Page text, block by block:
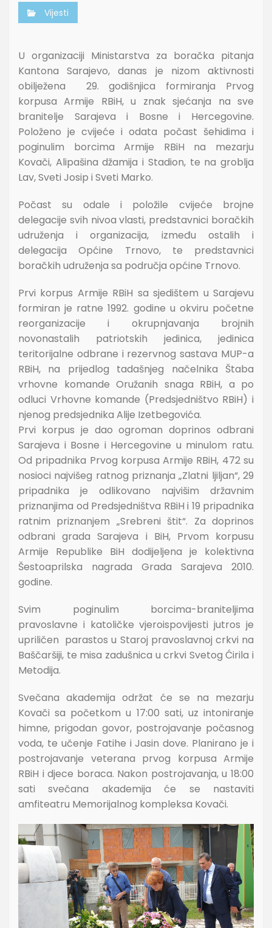
Vijesti
U organizaciji Ministarstva za boračka pitanja
Kantona Sarajevo, danas je nizom aktivnosti
obilježena 29. godišnjica formiranja Prvog
korpusa Armije RBiH, u znak sjećanja na sve
branitelje Sarajeva i Bosne i Hercegovine.
Položeno je cvijeće i odata počast šehidima i
poginulim borcima Armije RBiH na mezarju
Kovači, Alipašina džamija i Stadion, te na groblja
Lav, Sveti Josip i Sveti Marko.
Počast su odale i položile cvijeće brojne
delegacije svih nivoa vlasti, predstavnici boračkih
udruženja i organizacija, između ostalih i
delegacija Općine Trnovo, te predstavnici
boračkih udruženja sa područja općine Trnovo.
Prvi korpus Armije RBiH sa sjedištem u Sarajevu
formiran je ratne 1992. godine u okviru početne
reorganizacije i okrupnjavanja brojnih
novonastalih patriotskih jedinica, jedinica
teritorijalne odbrane i rezervnog sastava MUP-a
RBiH, na prijedlog tadašnjeg načelnika Štaba
vrhovne komande Oružanih snaga RBiH, a po
odluci Vrhovne komande (Predsjedništvo RBiH) i
njenog predsjednika Alije Izetbegovića.
Prvi korpus je dao ogroman doprinos odbrani
Sarajeva i Bosne i Hercegovine u minulom ratu.
Od pripadnika Prvog korpusa Armije RBiH, 472 su
nosioci najvišeg ratnog priznanja „Zlatni ljiljan“, 29
pripadnika je odlikovano najvišim državnim
priznanjima od Predsjedništva RBiH i 19 pripadnika
ratnim priznanjem „Srebreni štit“. Za doprinos
odbrani grada Sarajeva i BiH, Prvom korpusu
Armije Republike BiH dodijeljena je kolektivna
Šestoaprilska nagrada Grada Sarajeva 2010.
godine.
Svim poginulim borcima-braniteljima
pravoslavne i katoličke vjeroispovijesti jutros je
upriličen parastos u Staroj pravoslavnoj crkvi na
Baščaršiji, te misa zadušnica u crkvi Svetog Ćirila i
Metodija.
Svečana akademija održat će se na mezarju
Kovači sa početkom u 17:00 sati, uz intoniranje
himne, prigodan govor, postrojavanje počasnog
voda, te učenje Fatihe i Jasin dove. Planirano je i
postrojavanje veterana prvog korpusa Armije
RBiH i djece boraca. Nakon postrojavanja, u 18:00
sati svečana akademija će se nastaviti
amfiteatru Memorijalnog kompleksa Kovači.